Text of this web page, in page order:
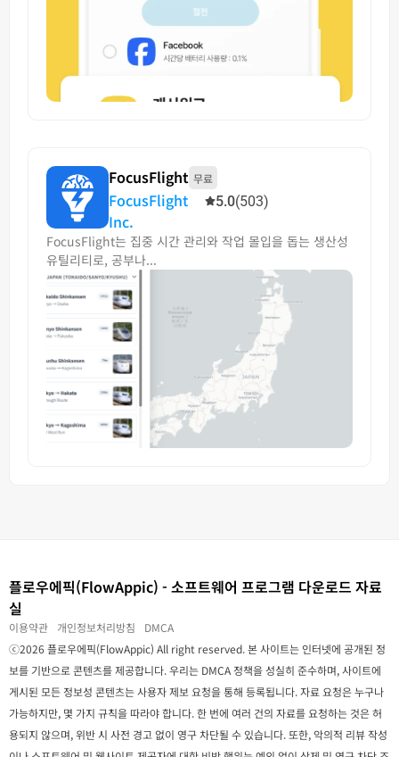
FocusFlight 무료
FocusFlight
Inc.
5.0(503)
FocusFlight는 집중 시간 관리와 작업 몰입을 돕는 생산성
유틸리티로, 공부나...
플로우에픽(FlowAppic) - 소프트웨어 프로그램 다운로드 자료
실
이용약관 개인정보처리방침
DMCA
ⓒ2026 플로우에픽(FlowAppic) All right reserved. 본 사이트는 인터넷에 공개된 정
보를 기반으로 콘텐츠를 제공합니다. 우리는 DMCA 정책을 성실히 준수하며, 사이트에
게시된 모든 정보성 콘텐츠는 사용자 제보 요청을 통해 등록됩니다. 자료 요청은 누구나
가능하지만, 몇 가지 규칙을 따라야 합니다. 한 번에 여러 건의 자료를 요청하는 것은 허
용되지 않으며, 위반 시 사전 경고 없이 영구 차단될 수 있습니다. 또한, 악의적 리뷰 작성